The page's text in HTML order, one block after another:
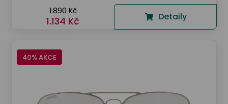
1.890 Kč
1.134 Kč Detaily
40% AKCE